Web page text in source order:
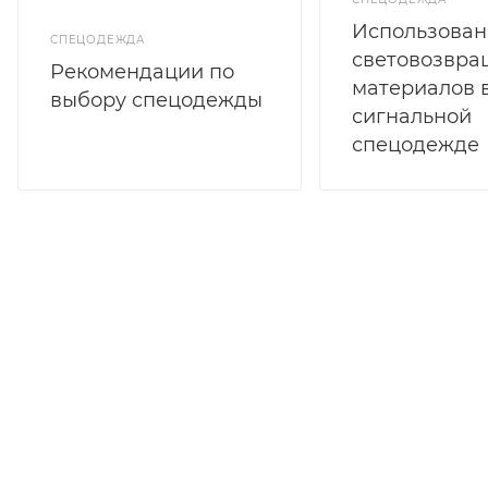
СПЕЦОДЕЖДА
Рекомендации по
выбору спецодежды
материалов
сигнальной
спецодежде